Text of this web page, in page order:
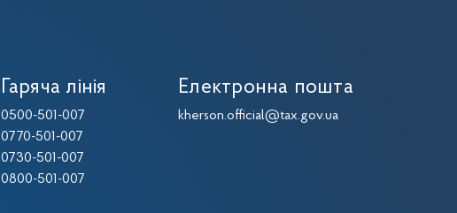
Гаряча лінія
0500-501-007
0770-501-007
0730-501-007
0800-501-007
Електронна пошта
kherson.official@tax.gov.ua